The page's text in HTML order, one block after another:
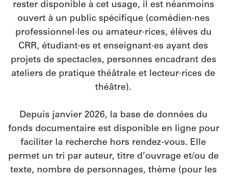
rester disponible à cet usage, il est néanmoins
ouvert à un public spécifique (comédien·nes
professionnel·les ou amateur·rices, élèves du
CRR, étudiant·es et enseignant·es ayant des
projets de spectacles, personnes encadrant des
ateliers de pratique théâtrale et lecteur·rices de
théâtre).
Depuis janvier 2026, la base de données du
fonds documentaire est disponible en ligne pour
faciliter la recherche hors rendez-vous. Elle
permet un tri par auteur, titre d’ouvrage et/ou de
texte, nombre de personnages, thème (pour les